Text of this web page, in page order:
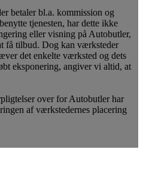
betaler bl.a. kommission og
tjenesten, har dette ikke
eller visning på Autobutler,
få tilbud. Dog kan værksteder
det enkelte værksted og dets
eksponering, angiver vi altid, at
over for Autobutler har
af værkstedernes placering